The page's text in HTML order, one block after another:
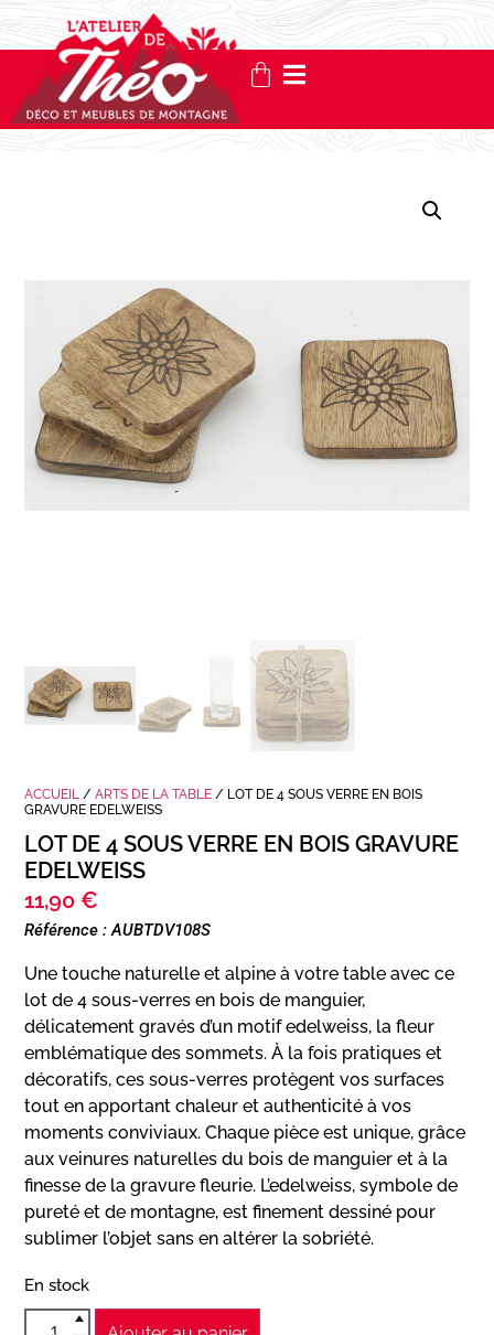
ACCUEIL /ARTS DE LA TABLE / LOT DE 4 SOUS VERRE EN BOIS
GRAVURE EDELWEISS
LOT DE 4 SOUS VERRE EN BOIS GRAVURE
EDELWEISS
11,90 €
Référence : AUBTDV108S
Une touche naturelle et alpine à votre table avec ce
lot de 4 sous-verres en bois de manguier,
délicatement gravés d’un motif edelweiss, la fleur
emblématique des sommets. À la fois pratiques et
décoratifs, ces sous-verres protègent vos surfaces
tout en apportant chaleur et authenticité à vos
moments conviviaux. Chaque pièce est unique, grâce
aux veinures naturelles du bois de manguier et à la
finesse de la gravure fleurie. L’edelweiss, symbole de
pureté et de montagne, est finement dessiné pour
sublimer l’objet sans en altérer la sobriété.
En stock